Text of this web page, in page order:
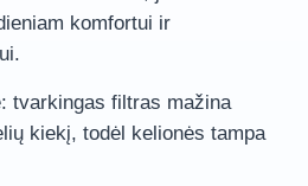
komfortui ir
tvarkingas filtras mažina
kiekį, todėl kelionės tampa